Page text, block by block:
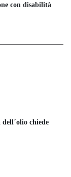
con disabilità
chiede